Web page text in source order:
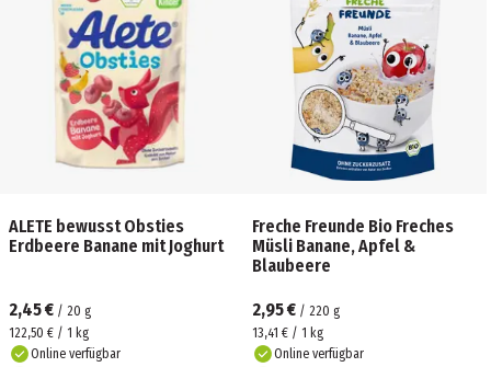
ALETE bewusst Obsties
Erdbeere Banane mit Joghurt
2,45 € / 20 g
122,50 € / 1 kg
Online verfügbar
Freche Freunde Bio Freches
Müsli Banane, Apfel &
Blaubeere
2,95 € / 220 g
13,41 € / 1 kg
Online verfügbar